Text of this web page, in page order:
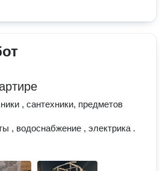
, сантехники, предметов
, водоснабжение , электрика .